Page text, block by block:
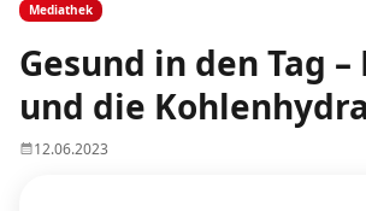
Mediathek
Gesund in den Tag
und die
12.06.2023